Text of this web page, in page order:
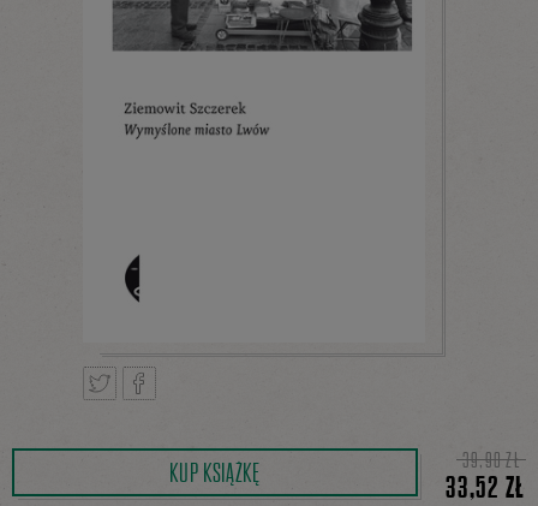
TweetnijPodziel
KUP KSIĄŻKĘ 39,90 ZŁ
33,52 ZŁ